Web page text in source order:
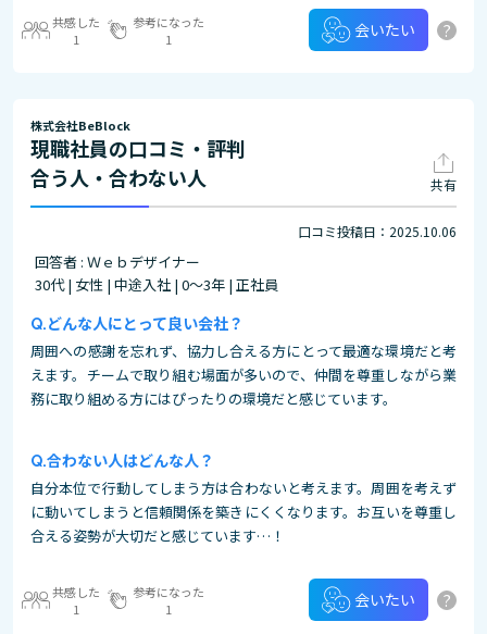
共感した
1
参考になった
1
会いたい ?
株式会社BeBlock
現職社員の口コミ・評判
合う人・合わない人
共有
口コミ投稿日：2025.10.06
回答者 : Ｗｅｂデザイナー
30代 | 女性 | 中途入社 | 0～3年 | 正社員
どんな人にとって良い会社？
周囲への感謝を忘れず、協力し合える方にとって最適な環境だと考
えます。チームで取り組む場面が多いので、仲間を尊重しながら業
務に取り組める方にはぴったりの環境だと感じています。
合わない人はどんな人？
自分本位で行動してしまう方は合わないと考えます。周囲を考えず
に動いてしまうと信頼関係を築きにくくなります。お互いを尊重し
合える姿勢が大切だと感じています…！
共感した
1
参考になった
1
会いたい ?